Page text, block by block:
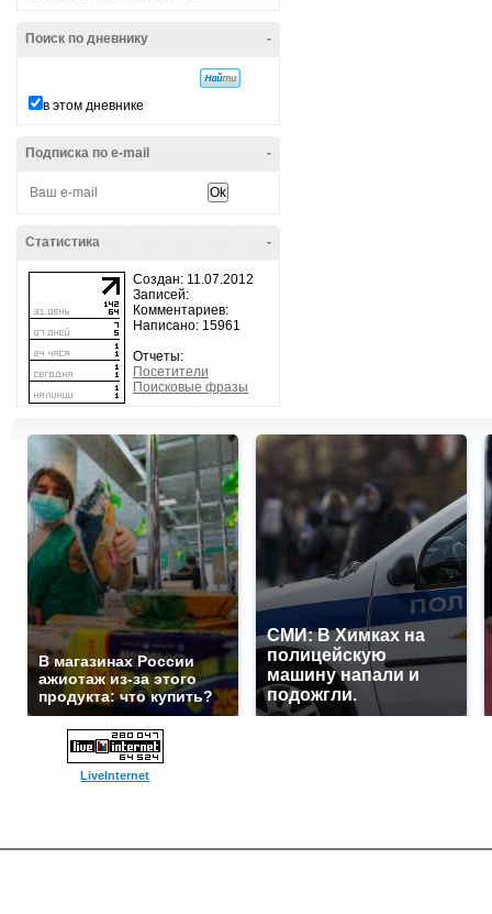
-
Поиск по дневнику
в этом дневнике
-
Подписка по e-mail
-
Статистика
Создан: 11.07.2012
Записей:
Комментариев:
Написано: 15961
Отчеты:
Посетители
Поисковые фразы
В магазинах России
ажиотаж из-за этого
продукта: что купить?
СМИ: В Химках на
полицейскую
машину напали и
подожгли.
LiveInternet